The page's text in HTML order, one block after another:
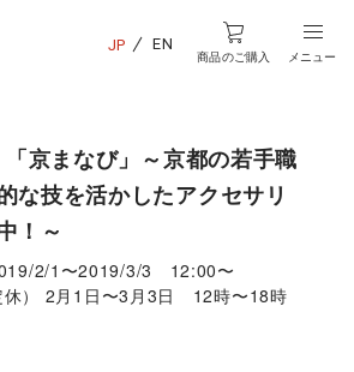
JP EN
商品のご購入 メニュー
京まなび」～京都の若手職
な技を活かしたアクセサリ
！～
2/1〜2019/3/3 12:00〜
休） 2月1日〜3月3日 12時〜18時